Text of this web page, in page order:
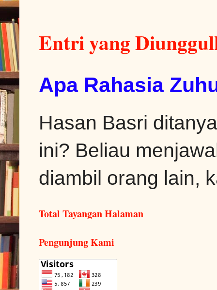
Entri yang
Apa Rahasia
Hasan Basri
ini? Beliau
diambil orang lain,
Total Tayangan Halaman
Pengunjung Kami